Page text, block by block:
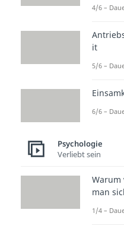
Jahren
zeigen
Sowohl
auch im
4/6 –
it
5/6 –
6/6 –
Psychologie
Verliebt sein
Warum
man
1/4 –